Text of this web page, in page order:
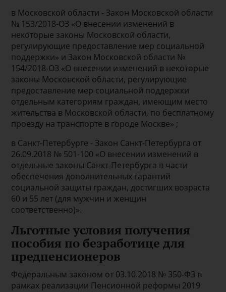
в Московской области - Закон Московской области
№ 153/2018-ОЗ «О внесении изменений в
некоторые законы Московской области,
регулирующие предоставление мер социальной
поддержки» и Закон Московской области №
154/2018-ОЗ «О внесении изменений в некоторые
законы Московской области, регулирующие
предоставление мер социальной поддержки
отдельным категориям граждан, имеющим место
жительства в Московской области, по бесплатному
проезду на транспорте в городе Москве» ;
в Санкт-Петербурге - Закон Санкт-Петербурга от
26.09.2018 № 501-100 «О внесении изменений в
отдельные законы Санкт-Петербурга в части
обеспечения дополнительных гарантий
социальной защиты граждан, достигших возраста
60 и 55 лет (для мужчин и женщин
соответственно)».
Льготные условия получения
пособия по безработице для
предпенсионеров
Федеральным законом от 03.10.2018 № 350-ФЗ в
рамках реализации Пенсионной реформы 2019